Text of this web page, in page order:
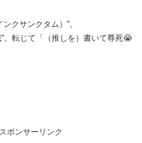
クサンクタム）”。
。転じて「（推しを）書いて尊死😭
スポンサーリンク